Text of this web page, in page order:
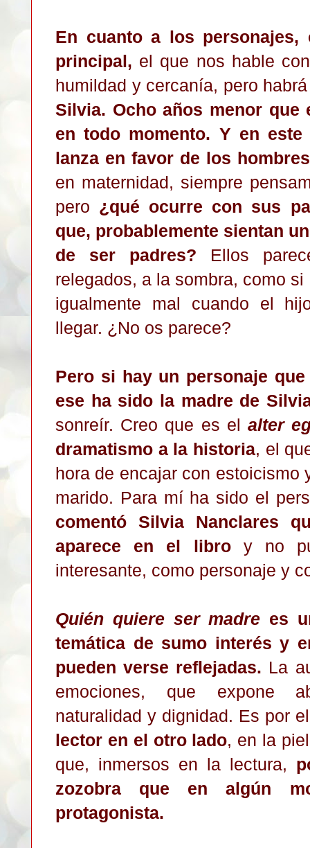
En cuanto a los personajes,
principal, el que nos hable
humildad y cercanía, pero
Silvia. Ocho años menor
en todo momento. Y en
lanza en favor de los
en maternidad, siempre
pero ¿qué ocurre con sus
que, probablemente sientan
de ser padres? Ellos
relegados, a la sombra, como
igualmente mal cuando el
llegar. ¿No os parece?
Pero si hay un personaje
ese ha sido la madre de
sonreír. Creo que es elalter
dramatismo a la historia, el
hora de encajar con estoicismo
marido. Para mí ha sido el
comentó Silvia Nanclares
aparece en el libroy no
interesante, como personaje y
Quién quiere ser madre es
temática de sumo interés y
pueden verse reflejadas. La
emociones, que expone
naturalidad y dignidad. Es por
lector en el otro lado, en la
que, inmersos en la lectura,
zozobra que en algún
protagonista.